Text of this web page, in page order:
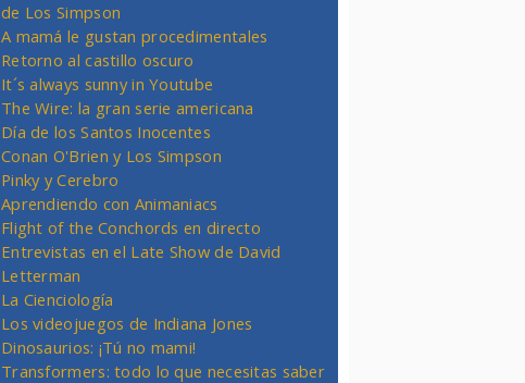
de Los Simpson
A mamá le gustan procedimentales
Retorno al castillo oscuro
It´s always sunny in Youtube
The Wire: la gran serie americana
Día de los Santos Inocentes
Conan O'Brien y Los Simpson
Pinky y Cerebro
Aprendiendo con Animaniacs
Flight of the Conchords en directo
Entrevistas en el Late Show de David
Letterman
La Cienciología
Los videojuegos de Indiana Jones
Dinosaurios: ¡Tú no mami!
Transformers: todo lo que necesitas saber